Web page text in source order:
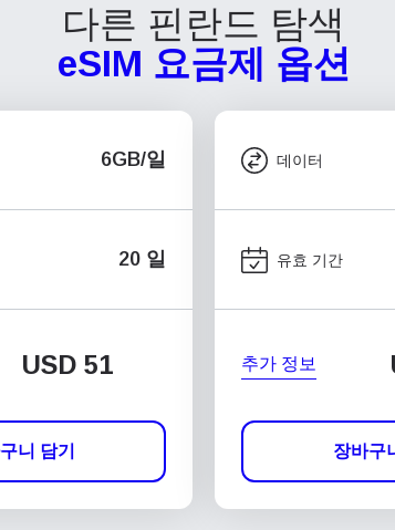
다른 핀란드 탐색
eSIM 요금제 옵션
6GB/일
20 일
USD 51
니 담기
데이터
유효 기간
추가 정보
장바구